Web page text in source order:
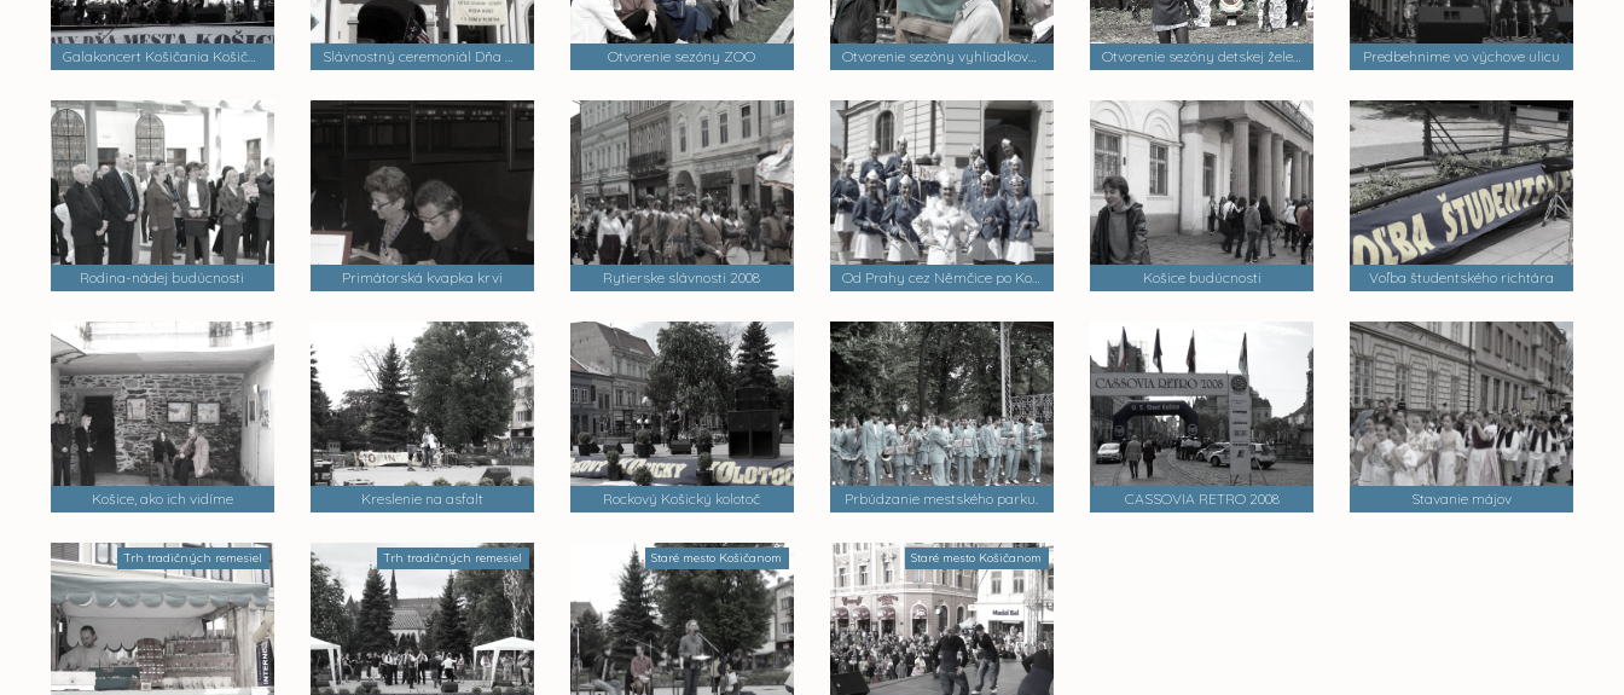
Galakoncert Košičania Košičanom Slávnostný ceremoniál Dňa mesta Košice Otvorenie sezóny ZOO Otvorenie sezóny vyhliadkovej veže Hradová a lesoparku Otvorenie sezóny detskej železnice Predbehnime vo výchove ulicu
Rodina-nádej budúcnosti Primátorská kvapka krvi Rytierske slávnosti 2008 Od Prahy cez Němčice po Košice. Košice budúcnosti Voľba študentského richtára
Košice, ako ich vidíme Kreslenie na asfalt Rockový Košický kolotoč Prbúdzanie mestského parku. CASSOVIA RETRO 2008 Stavanie májov
Trh tradičných remesiel Trh tradičných remesiel Staré mesto Košičanom Staré mesto Košičanom